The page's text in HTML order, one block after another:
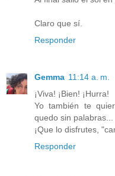
Claro que sí.
Responder
Gemma 11:14 a. m.
¡Viva! ¡Bien! ¡Hurra!
Yo también te
quedo sin palabras...
¡Que lo disfrutes,
Responder